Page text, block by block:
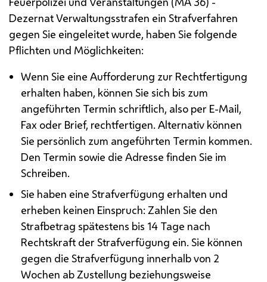
Dezernat Verwaltungsstrafen ein Strafverfahren
gegen Sie eingeleitet wurde, haben Sie folgende
Pflichten und Möglichkeiten:
Wenn Sie eine Aufforderung zur Rechtfertigung
erhalten haben, können Sie sich bis zum
angeführten Termin schriftlich, also per E-Mail,
Fax oder Brief, rechtfertigen. Alternativ können
Sie persönlich zum angeführten Termin kommen.
Den Termin sowie die Adresse finden Sie im
Schreiben.
Sie haben eine Strafverfügung erhalten und
erheben keinen Einspruch: Zahlen Sie den
Strafbetrag spätestens bis 14 Tage nach
Rechtskraft der Strafverfügung ein. Sie können
gegen die Strafverfügung innerhalb von 2
Wochen ab Zustellung beziehungsweise